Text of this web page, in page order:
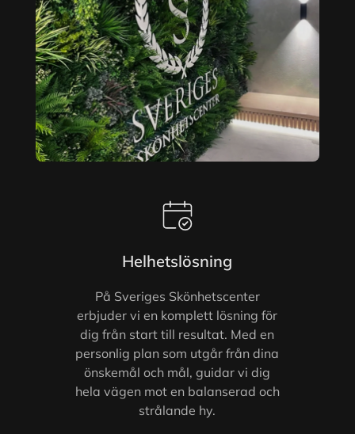
Helhetslösning
På Sveriges Skönhetscenter
erbjuder vi en komplett lösning för
dig från start till resultat. Med en
personlig plan som utgår från dina
önskemål och mål, guidar vi dig
hela vägen mot en balanserad och
strålande hy.